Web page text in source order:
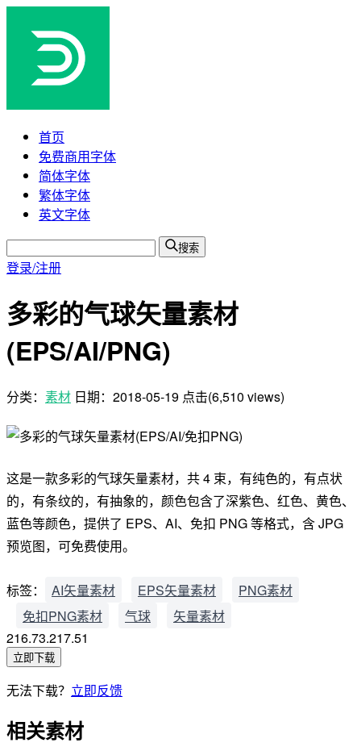
首页
免费商用字体
简体字体
繁体字体
英文字体
搜索
登录/注册
多彩的气球矢量素材
(EPS/AI/PNG)
分类： 素材 日期： 2018-05-19 点击(6,510 views)
这是一款多彩的气球矢量素材，共 4 束，有纯色的，有点状
的，有条纹的，有抽象的，颜色包含了深紫色、红色、黄色、
蓝色等颜色，提供了 EPS、AI、免扣 PNG 等格式，含 JPG
预览图，可免费使用。
标签： AI矢量素材 EPS矢量素材
PNG素材
免扣PNG素材
气球
矢量素材
216.73.217.51
立即下载
无法下载？ 立即反馈
相关素材